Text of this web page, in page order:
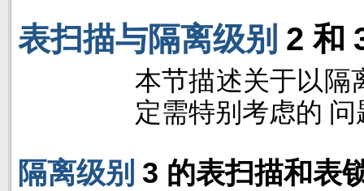
表扫描与隔离级别 2和
本节描述关于以隔
定需特别考虑的 问
隔离级别 3 的表扫描和表